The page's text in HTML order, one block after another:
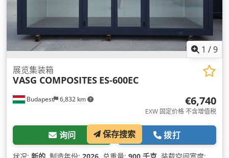
1 /9
Budapest 6,832 km
展览集装箱
VASG COMPOSITES ES-600EC
€6,740
EXW 固定价格 不含增值税
询问 拨打
状况: 新的 , 制造年份: 2026 , 总重量: 900 千克 , 装载空间宽度:
保存搜索